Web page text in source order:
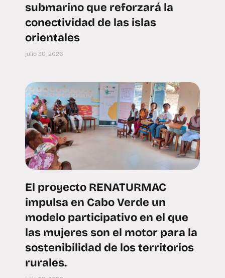
submarino que reforzará la
conectividad de las islas
orientales
julio 30, 2026
El proyecto RENATURMAC
impulsa en Cabo Verde un
modelo participativo en el que
las mujeres son el motor para la
sostenibilidad de los territorios
rurales.